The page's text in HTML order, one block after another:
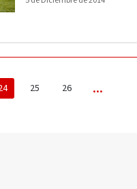
25 26